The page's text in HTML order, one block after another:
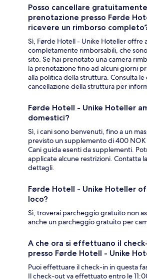
Posso cancellare
prenotazione presso Førde
ricevere un rimborso
Sì, Førde Hotell - Unike Hoteller offre
completamente rimborsabili, che
sito. Se hai prenotato una camera
la prenotazione fino ad alcuni giorni
alla politica della struttura. Consulta
cancellazione della struttura per
Førde Hotell - Unike Hoteller
domestici?
Sì, i cani sono benvenuti, fino a un
previsto un supplemento di 400
Cani guida esenti da supplementi.
applicate alcune restrizioni. Contatta
dettagli.
Førde Hotell - Unike Hoteller
loco?
Sì, troverai parcheggio gratuito non
anche un parcheggio gratuito per
A che ora si effettuano il
presso Førde Hotell - Unike
Puoi effettuare il check-in in questa
Il check-out va effettuato entro le